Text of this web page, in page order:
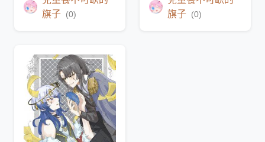
旗子 (0)
旗子 (0)